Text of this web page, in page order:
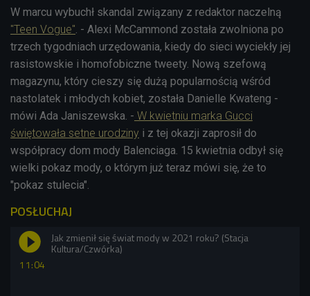
W marcu wybuchł skandal związany z redaktor naczelną
"Teen Vogue". - Alexi McCammond została zwolniona po
trzech tygodniach urzędowania, kiedy do sieci wyciekły jej
rasistowskie i homofobiczne tweety. Nową szefową
magazynu, który cieszy się dużą popularnością wśród
nastolatek i młodych kobiet, została Danielle Kwateng -
mówi Ada Janiszewska. - W kwietniu marka Gucci
świętowała setne urodziny i z tej okazji zaprosił do
współpracy dom mody Balenciaga. 15 kwietnia odbył się
wielki pokaz mody, o którym już teraz mówi się, że to
"pokaz stulecia".
POSŁUCHAJ
11:04
Jak zmienił się świat mody w 2021 roku? (Stacja
Kultura/Czwórka)